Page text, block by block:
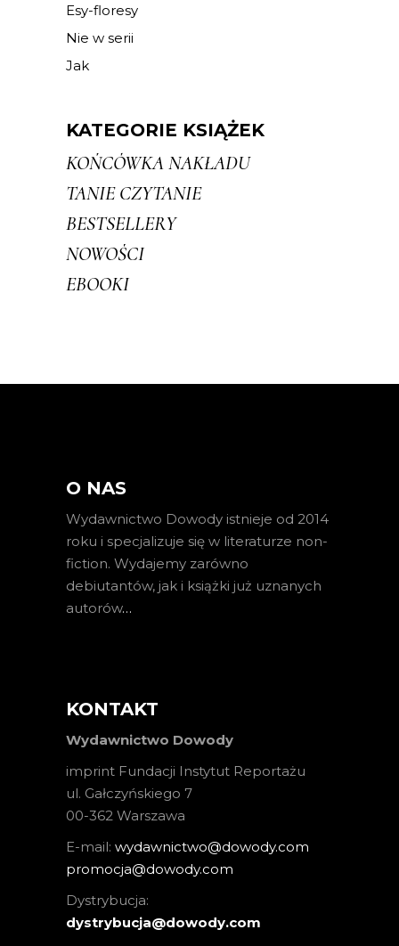
Esy-floresy
Nie w serii
Jak
KATEGORIE KSIĄŻEK
KOŃCÓWKA NAKŁADU
TANIE CZYTANIE
BESTSELLERY
NOWOŚCI
EBOOKI
O NAS
Wydawnictwo Dowody istnieje od 2014
roku i specjalizuje się w literaturze non-
fiction. Wydajemy zarówno
debiutantów, jak i książki już uznanych
autorów…
KONTAKT
Wydawnictwo Dowody
imprint Fundacji Instytut Reportażu
ul. Gałczyńskiego 7
00-362 Warszawa
E-mail: wydawnictwo@dowody.com
promocja@dowody.com
Dystrybucja:
dystrybucja@dowody.com